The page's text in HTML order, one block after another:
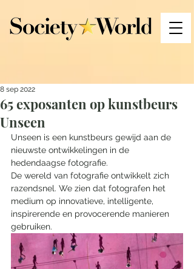
65 exposanten op kunstbeurs
Unseen
8 sep 2022
Unseen is een kunstbeurs gewijd aan de
nieuwste ontwikkelingen in de
hedendaagse fotografie.
De wereld van fotografie ontwikkelt zich
razendsnel. We zien dat fotografen het
medium op innovatieve, intelligente,
inspirerende en provocerende manieren
gebruiken.